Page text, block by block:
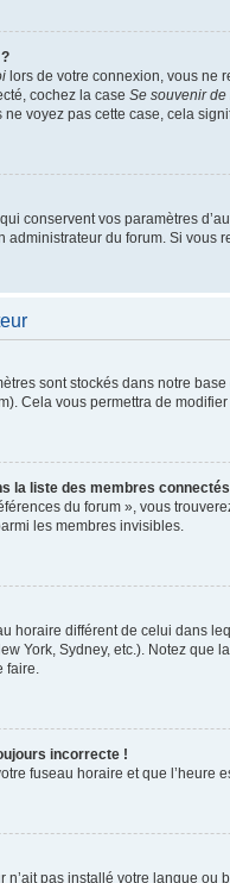
lors de votre connexion, vous ne
cochez la case Se souvenir de
voyez pas cette case, cela
conservent vos paramètres
administrateur du forum. Si
sont stockés dans notre
Cela vous permettra de
la liste des membres
du forum », vous
les membres invisibles.
horaire différent de celui dans
York, Sydney, etc.). Notez
faire.
incorrecte !
fuseau horaire et que
n’ait pas installé votre langue